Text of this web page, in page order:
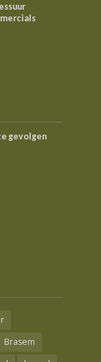
gevolgen
Brasem